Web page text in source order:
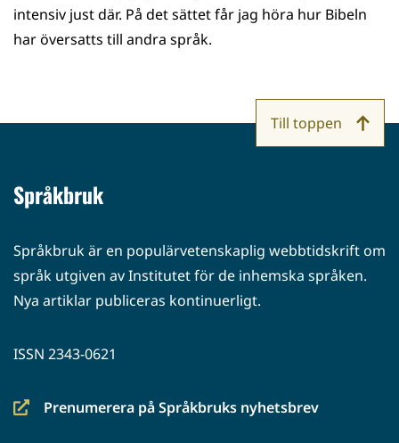
intensiv just där. På det sättet får jag höra hur Bibeln
har översatts till andra språk.
Språkbruk
Språkbruk är en populärvetenskaplig webbtidskrift om
språk utgiven av Institutet för de inhemska språken.
Nya artiklar publiceras kontinuerligt.
ISSN 2343-0621
Prenumerera på Språkbruks nyhetsbrev
(siirryt
Till toppen